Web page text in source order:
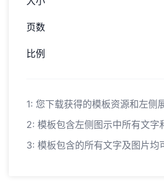
页数
比例
1: 您下载获得的模板资源和左侧
2: 模板包含左侧图示中所有文字
3: 模板包含的所有文字及图片均